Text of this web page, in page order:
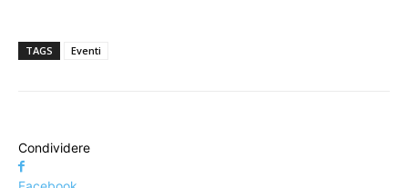
TAGS Eventi
Condividere